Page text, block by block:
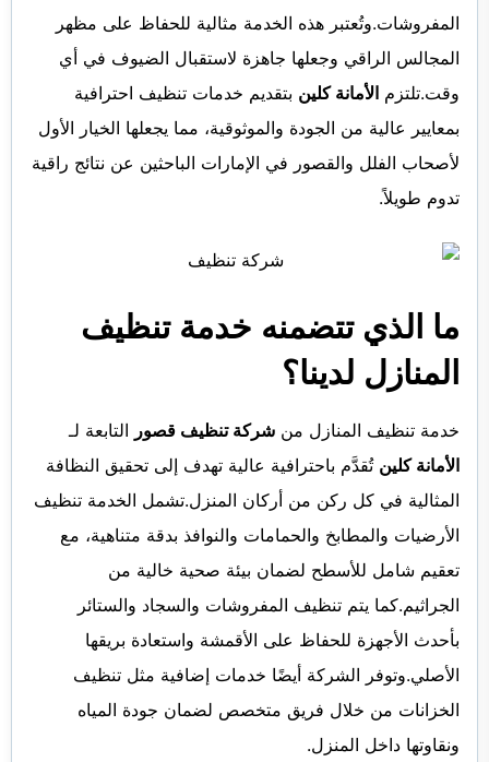
المفروشات.وتُعتبر هذه الخدمة مثالية للحفاظ على مظهر
المجالس الراقي وجعلها جاهزة لاستقبال الضيوف في أي
وقت.تلتزم الأمانة كلين بتقديم خدمات تنظيف احترافية
بمعايير عالية من الجودة والموثوقية، مما يجعلها الخيار الأول
لأصحاب الفلل والقصور في الإمارات الباحثين عن نتائج راقية
تدوم طويلاً.
ما الذي تتضمنه خدمة تنظيف
المنازل لدينا؟
خدمة تنظيف المنازل من شركة تنظيف قصور التابعة لـ
الأمانة كلين تُقدَّم باحترافية عالية تهدف إلى تحقيق النظافة
المثالية في كل ركن من أركان المنزل.تشمل الخدمة تنظيف
الأرضيات والمطابخ والحمامات والنوافذ بدقة متناهية، مع
تعقيم شامل للأسطح لضمان بيئة صحية خالية من
الجراثيم.كما يتم تنظيف المفروشات والسجاد والستائر
بأحدث الأجهزة للحفاظ على الأقمشة واستعادة بريقها
الأصلي.وتوفر الشركة أيضًا خدمات إضافية مثل تنظيف
الخزانات من خلال فريق متخصص لضمان جودة المياه
ونقاوتها داخل المنزل.